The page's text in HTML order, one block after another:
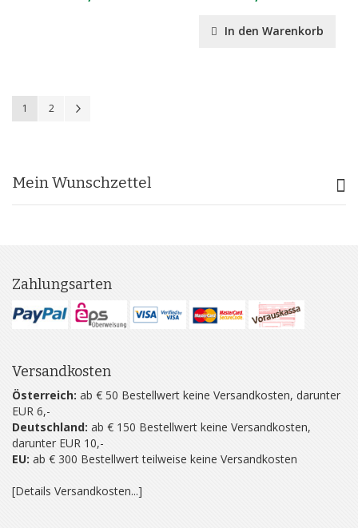
In den Warenkorb
Sie lesen gerade Seite
1 Seite
2
Mein Wunschzettel
Zahlungsarten
Versandkosten
Österreich: ab € 50 Bestellwert keine Versandkosten, darunter
EUR 6,-
Deutschland: ab € 150 Bestellwert keine Versandkosten,
darunter EUR 10,-
EU: ab € 300 Bestellwert teilweise keine Versandkosten
[Details Versandkosten...]